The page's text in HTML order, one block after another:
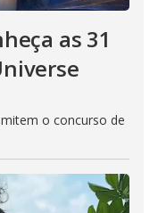
as 31
o concurso de